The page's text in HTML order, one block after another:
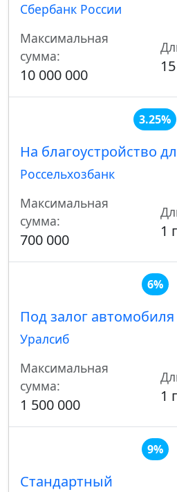
Сбербанк России
Максимальная
сумма:
10 000 000
3.25%
На благоустройство
Россельхозбанк
Максимальная
сумма:
700 000 1
6%
Под залог автомобиля
Уралсиб
Максимальная
сумма:
1 500 000 1
9%
Стандартный